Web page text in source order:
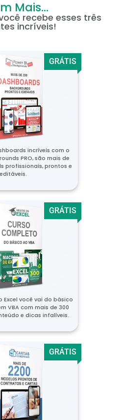
Mais...
recebe esses três
incríveis!
GRÁTIS
incríveis com o
PRO, são mais de
profissionais, prontos e
editáveis.
GRÁTIS
Excel você vai do básico
VBA com mais de 300
e dicas infalíveis.
GRÁTIS